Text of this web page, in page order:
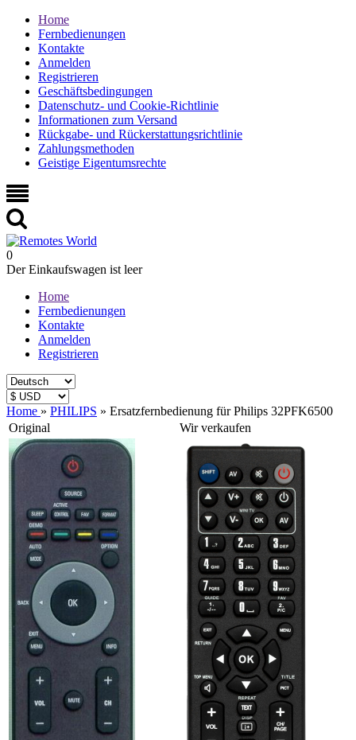
Home
Fernbedienungen
Kontakte
Anmelden
Registrieren
Geschäftsbedingungen
Datenschutz- und Cookie-Richtlinie
Informationen zum Versand
Rückgabe- und Rückerstattungsrichtlinie
Zahlungsmethoden
Geistige Eigentumsrechte
0
Der Einkaufswagen ist leer
Home
Fernbedienungen
Kontakte
Anmelden
Registrieren
Home » PHILIPS » Ersatzfernbedienung für Philips 32PFK6500
Original
Wir verkaufen